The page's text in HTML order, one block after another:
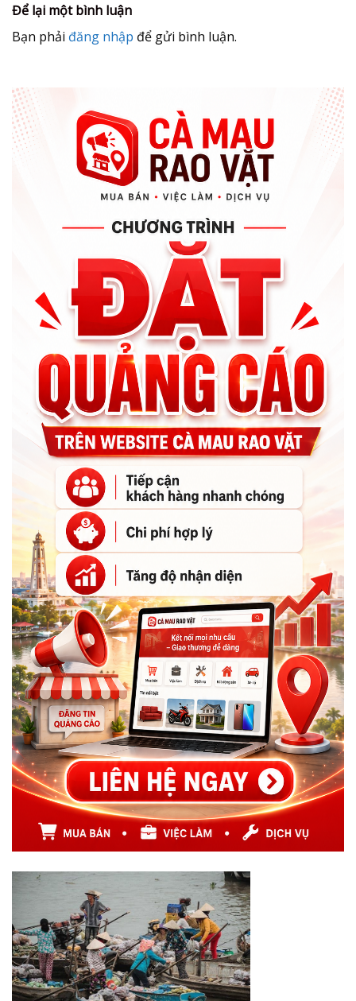
Để lại một bình luận
Bạn phải đăng nhập để gửi bình luận.